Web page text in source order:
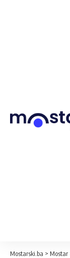
Mostarski.ba > Mostar